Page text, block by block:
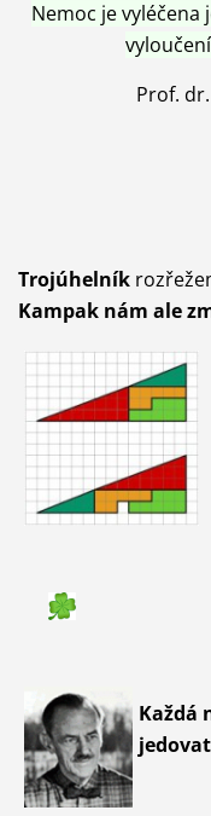
Nemoc je
Prof.
Trojúhelník
Kampak nám ale
Každá